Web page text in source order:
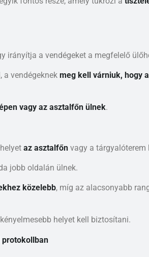
irányítja a vendégeket a megfelelő
a vendégeknek meg kell várniuk, hogy
vagy az asztalfőn ülnek.
az asztalfőn vagy a tárgyalóterem
jobb oldalán ülnek.
közelebb, míg az alacsonyabb
helyet kell biztosítani.
protokollban